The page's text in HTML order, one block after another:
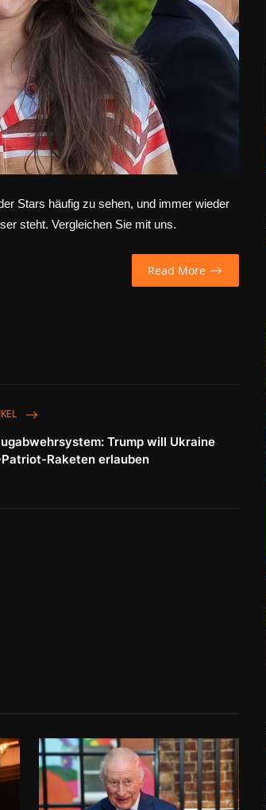
Stars häufig zu sehen, und immer wieder
steht. Vergleichen Sie mit uns.
Read More
Trump will Ukraine
Patriot-Raketen erlauben